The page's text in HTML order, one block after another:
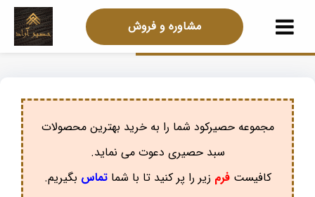
مشاوره و فروش
مجموعه حصیرکود شما را به خرید بهترین محصولات
سبد حصیری دعوت می نماید.
کافیستفرم زیر را پر کنید تا با شماتماس بگیریم.